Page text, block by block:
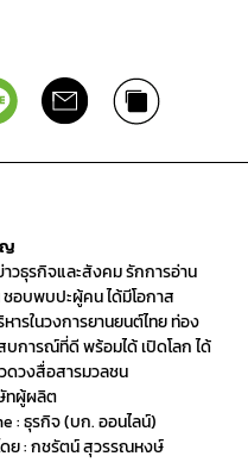
ญ
วธุรกิจและสังคม รักการอ่าน
ชอบพบปะผู้คน ได้มีโอกาส
รในวงการยานยนต์ไทย ท่อง
บการณ์ที่ดี พร้อมได้ เปิดโลก ได้
วงสื่อสารมวลชน
ทผู้ผลิต
: ธุรกิจ (บก. ออนไลน์)
ย : กชรัตน์ สุวรรณหงษ์